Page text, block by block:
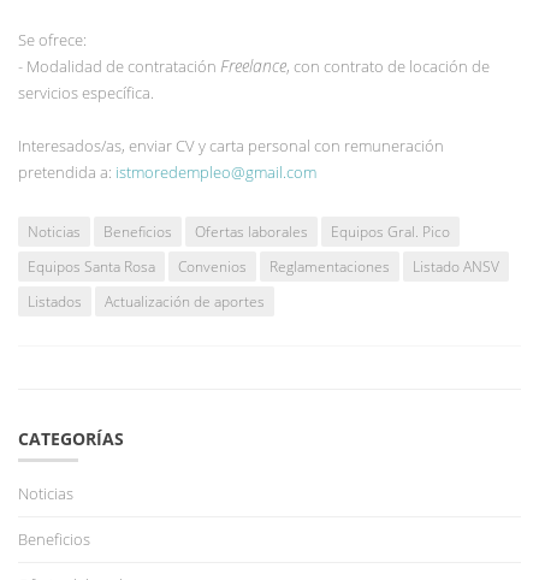
Se ofrece:
- Modalidad de contratación Freelance, con contrato de locación de
servicios específica.
Interesados/as, enviar CV y carta personal con remuneración
pretendida a: istmoredempleo@gmail.com
Noticias Beneficios Ofertas laborales
Equipos Gral. Pico
Equipos Santa Rosa
Convenios Reglamentaciones
Listado ANSV
Listados
Actualización de aportes
CATEGORÍAS
Noticias
Beneficios